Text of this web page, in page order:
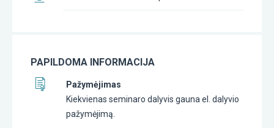
PAPILDOMA INFORMACIJA
Pažymėjimas
Kiekvienas seminaro dalyvis gauna el. dalyvio
pažymėjimą.